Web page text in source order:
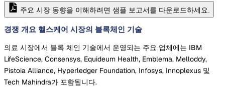
주요 시장 동향을 이해하려면 샘플 보고서를 다운로드하세요.
경쟁 개요 헬스케어 시장의 블록체인 기술
의료 시장에서 블록 체인 기술에서 운영되는 주요 업체에는 IBM
LifeScience, Consensys, Equideum Health, Emblema, Melloddy,
Pistoia Alliance, Hyperledger Foundation, Infosys, Innoplexus 및
Tech Mahindra가 포함됩니다.